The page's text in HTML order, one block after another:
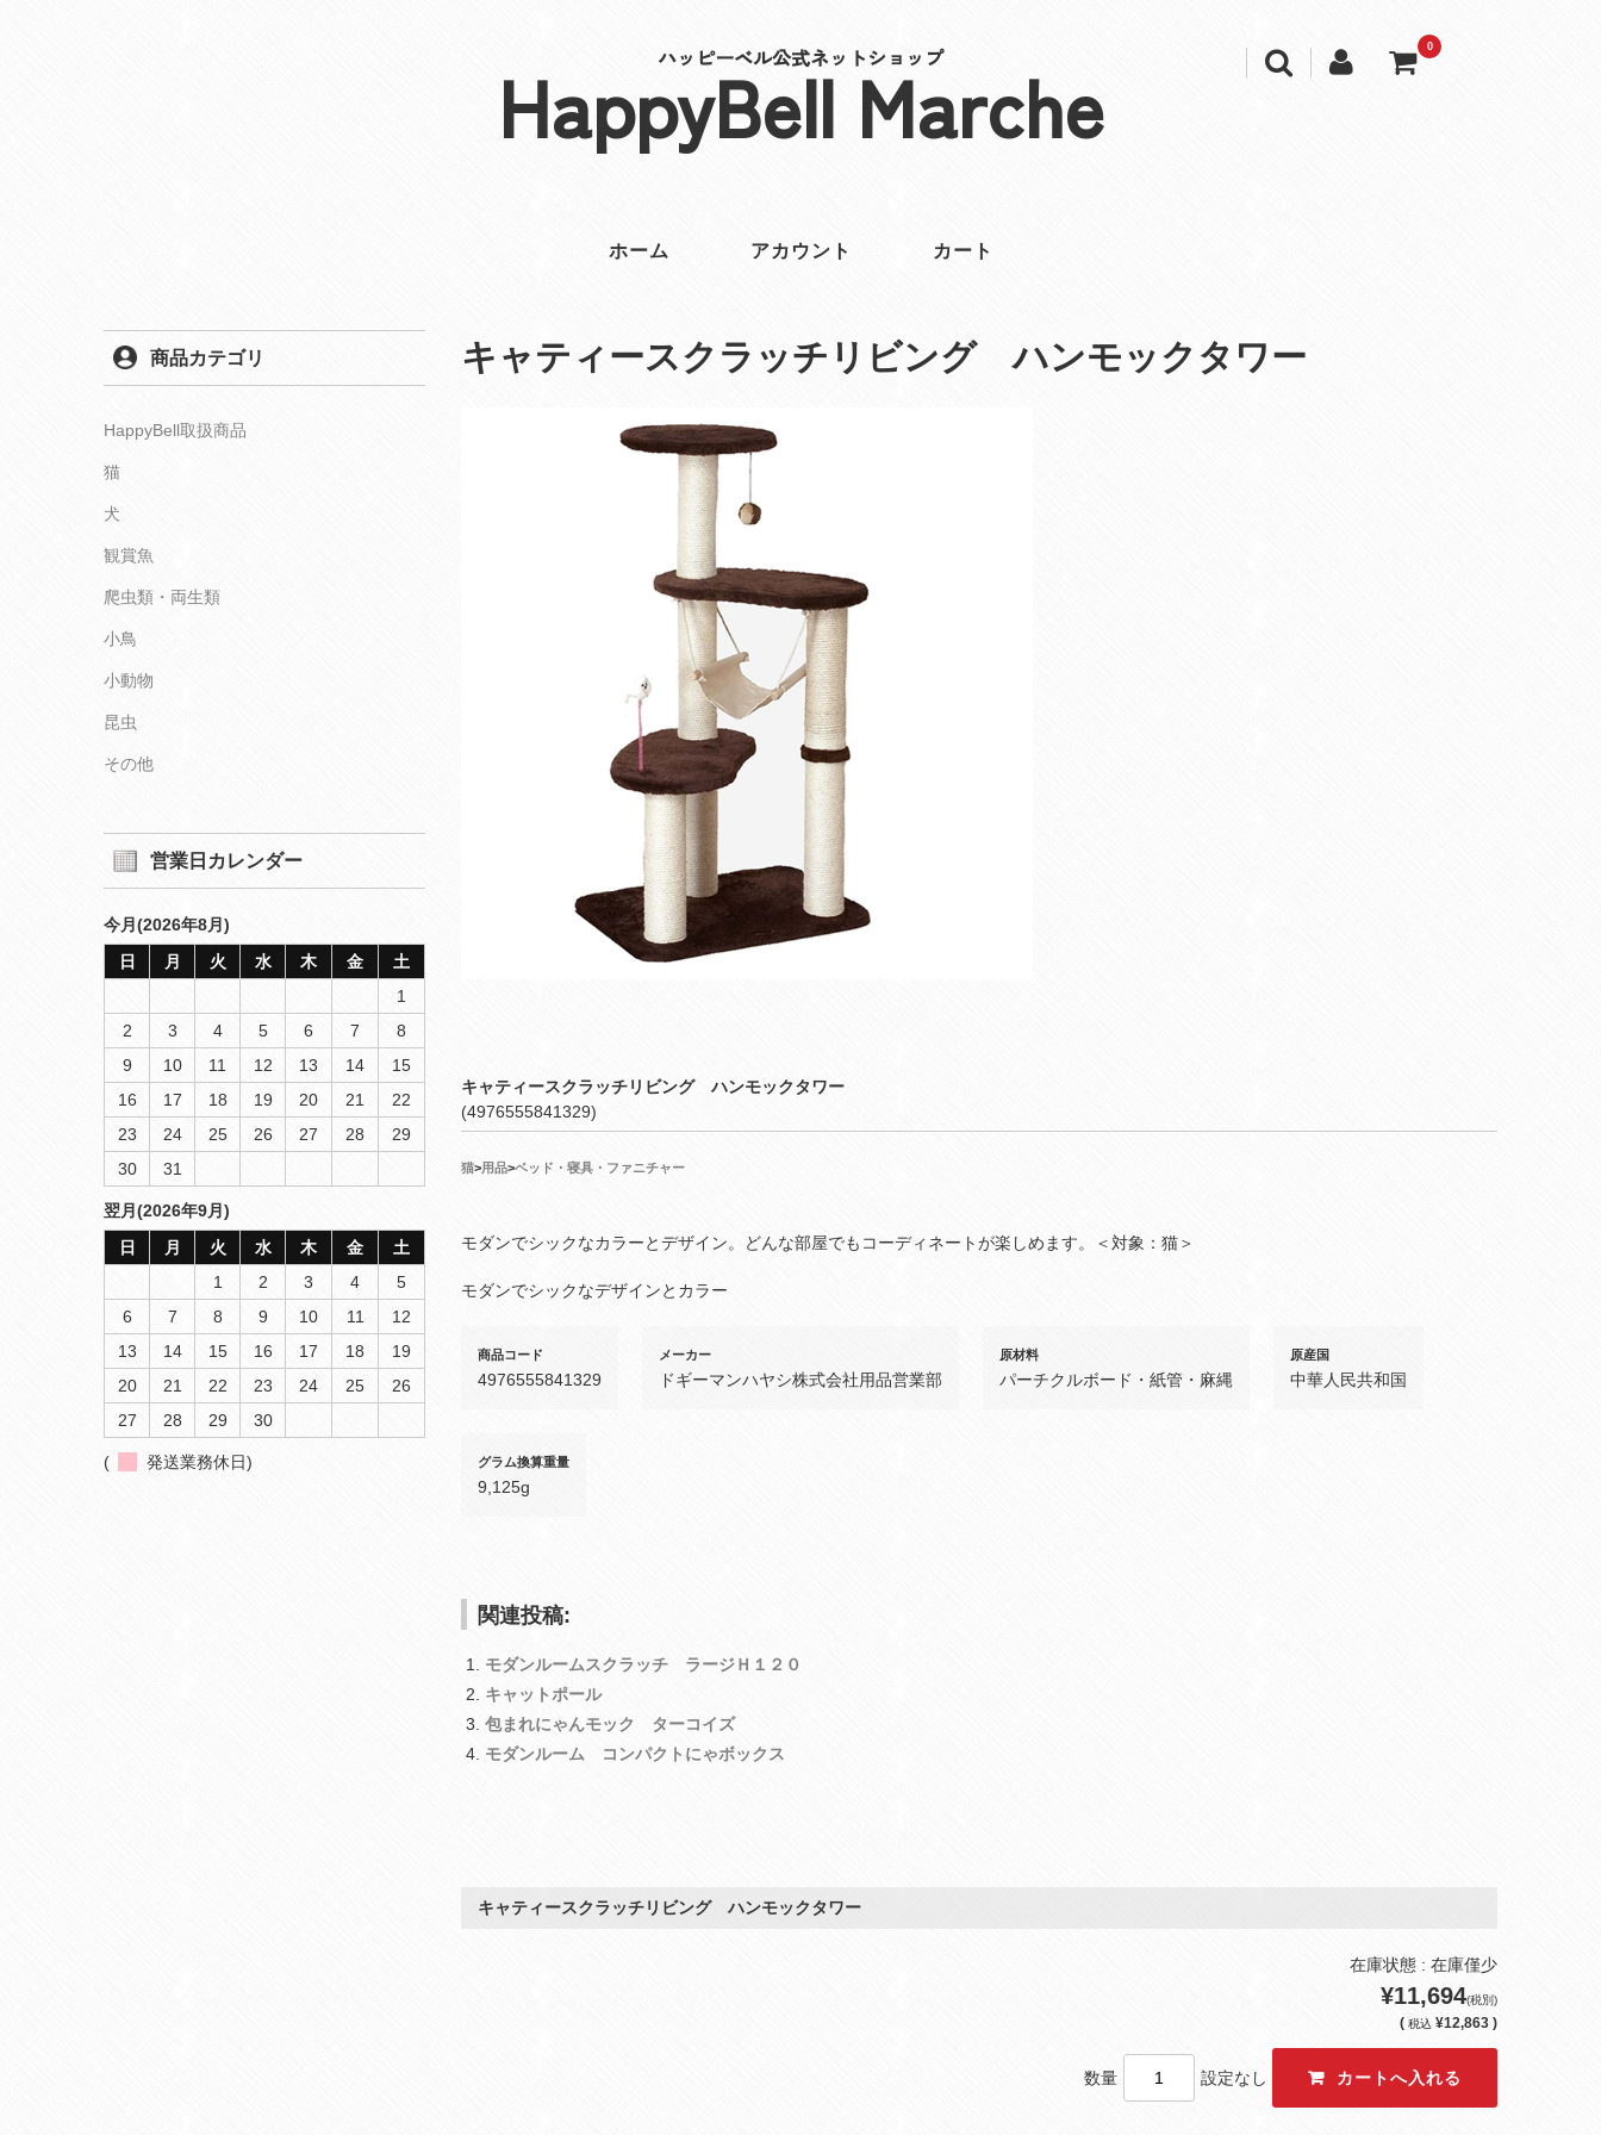
ハッピーベル公式ネットショップ
HappyBell Marche
0
ホーム アカウント カート
キャティースクラッチリビング ハンモックタワー
キャティースクラッチリビング ハンモックタワー
(4976555841329)
猫>用品>ベッド・寝具・ファニチャー
モダンでシックなカラーとデザイン。どんな部屋でもコーディネートが楽しめます。＜対象：猫＞
モダンでシックなデザインとカラー
商品コード
4976555841329
メーカー
ドギーマンハヤシ株式会社用品営業部
原材料
パーチクルボード・紙管・麻縄
原産国
中華人民共和国
グラム換算重量
9,125g
関連投稿:
モダンルームスクラッチ ラージＨ１２０
キャットポール
包まれにゃんモック ターコイズ
モダンルーム コンパクトにゃボックス
キャティースクラッチリビング ハンモックタワー
在庫状態 : 在庫僅少
¥11,694(税別)
( 税込 ¥12,863 )
数量 設定なし
商品カテゴリ
HappyBell取扱商品
猫
犬
観賞魚
爬虫類・両生類
小鳥
小動物
昆虫
その他
営業日カレンダー
今月(2026年8月)
日
月 火 水 木 金
土
1
2
3 4 5 6 7
8
9
10 11 12 13 14
15
16
17 18 19 20 21
22
23
24 25 26 27 28
29
30
31
翌月(2026年9月)
日
月 火 水 木 金
土
1
2 3 4
5
6
7 8 9 10 11
12
13
14 15 16 17 18
19
20
21 22 23 24 25
26
27
28 29 30
( 発送業務休日)